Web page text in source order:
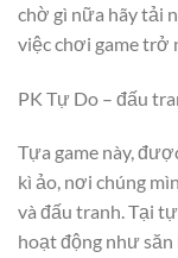
chờ gì nữa hãy tải
việc chơi game trở
PK Tự Do – đấu
Tựa game này,
kì ảo, nơi chúng
và đấu tranh. Tại
hoạt động như săn